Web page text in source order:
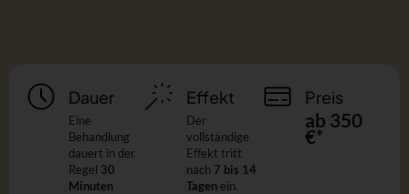
Dauer
Eine
Behandlung
dauert in der
Regel 30
Minuten
Effekt
Der
vollständige
Effekt tritt
nach 7 bis 14
Tagen ein.
Preis
ab 350
€*